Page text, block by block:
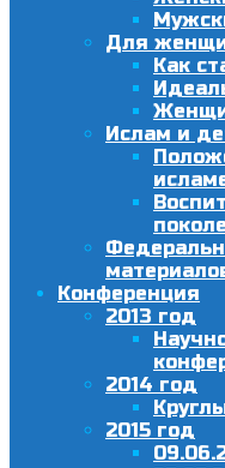
Для
Как
Ислам и
Конференция
2013 год
2014 год
2015 год